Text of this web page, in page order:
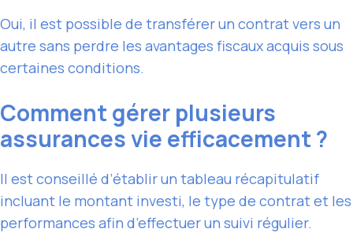
Oui, il est possible de transférer un contrat vers un
autre sans perdre les avantages fiscaux acquis sous
certaines conditions.
Comment gérer plusieurs
assurances vie efficacement ?
Il est conseillé d’établir un tableau récapitulatif
incluant le montant investi, le type de contrat et les
performances afin d’effectuer un suivi régulier.